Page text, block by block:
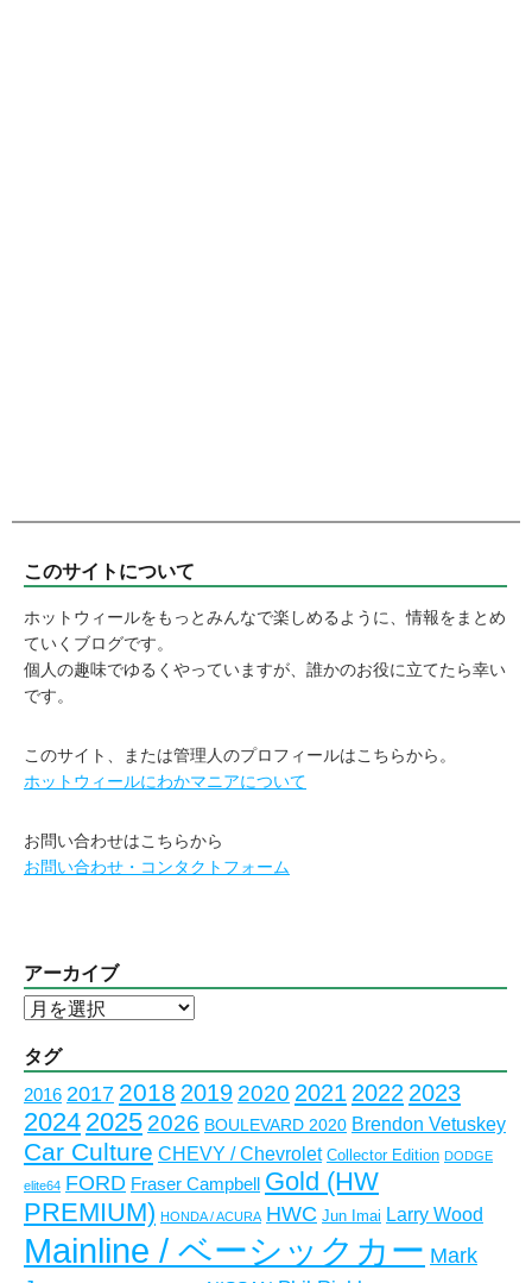
このサイトについて
ホットウィールをもっとみんなで楽しめるように、情報をまとめ
ていくブログです。
個人の趣味でゆるくやっていますが、誰かのお役に立てたら幸い
です。
このサイト、または管理人のプロフィールはこちらから。
ホットウィールにわかマニアについて
お問い合わせはこちらから
お問い合わせ・コンタクトフォーム
アーカイブ
ア
カ
ブ
タグ
2016 2017 2018 2019 2020 2021 2022 2023
2024 2025 2026 BOULEVARD 2020 Brendon Vetuskey
Car Culture CHEVY / Chevrolet Collector Edition DODGE
elite64 FORD Fraser Campbell
Gold (HW
PREMIUM) HONDA / ACURA HWC Jun Imai Larry Wood
Mainline / ベーシックカー Mark